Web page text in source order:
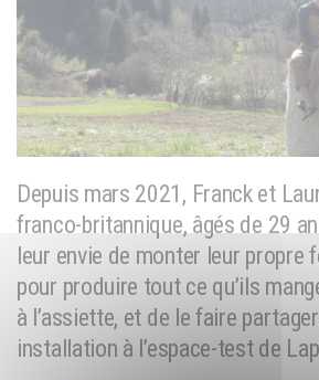
Depuis mars 2021, Franck et
franco-britannique, âgés de 29
leur envie de monter leur propre
pour produire tout ce qu’ils
à l’assiette, et de le faire
installation à l’espace-test de